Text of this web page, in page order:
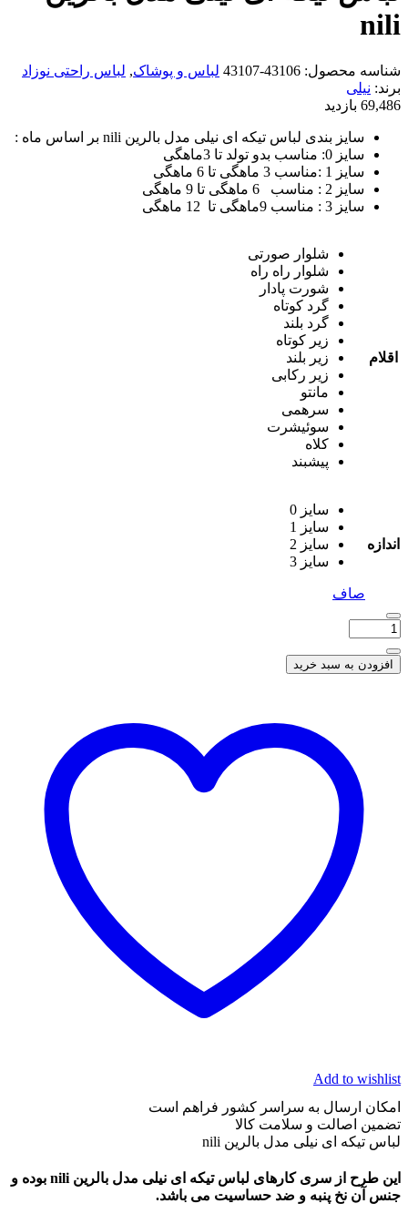
nili
شناسه محصول: 43106-43107 لباس و پوشاک, لباس راحتی نوزاد
برند: نیلی
69,486 بازدید
سایز بندی لباس تیکه ای نیلی مدل بالرین nili بر اساس ماه :
سایز 0: مناسب بدو تولد تا 3ماهگی
سایز 1 :مناسب 3 ماهگی تا 6 ماهگی
سایز 2 : مناسب 6 ماهگی تا 9 ماهگی
سایز 3 : مناسب 9ماهگی تا 12 ماهگی
اقلام
شلوار صورتی
شلوار راه راه
شورت پادار
گرد کوتاه
گرد بلند
زیر کوتاه
زیر بلند
زیر رکابی
مانتو
سرهمی
سوئیشرت
کلاه
پیشبند
اندازه
سایز 0
سایز 1
سایز 2
سایز 3
صاف
افزودن به سبد خرید
Add to wishlist
امکان ارسال به سراسر کشور فراهم است
تضمین اصالت و سلامت کالا
لباس تیکه ای نیلی مدل بالرین nili
این طرح از سری کارهای لباس تیکه ای نیلی مدل بالرین nili بوده و
جنس آن نخ پنبه و ضد حساسیت می باشد.